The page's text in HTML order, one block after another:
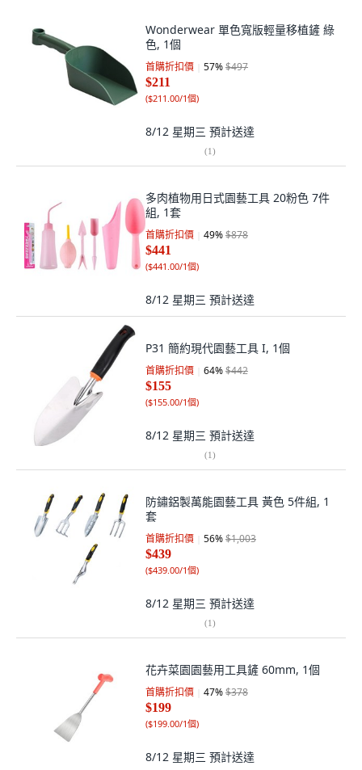
Wonderwear 單色寬版輕量移植鏟 綠
色, 1個
首購折扣價 57%$497
$211
($211.00/1個)
8/12 星期三 預計送達
(1)
多肉植物用日式園藝工具 20粉色 7件
組, 1套
首購折扣價 49%$878
$441
($441.00/1個)
8/12 星期三 預計送達
P31 簡約現代園藝工具 I, 1個
首購折扣價 64%$442
$155
($155.00/1個)
8/12 星期三 預計送達
(1)
防鏽鋁製萬能園藝工具 黃色 5件組, 1
套
首購折扣價 56%$1,003
$439
($439.00/1個)
8/12 星期三 預計送達
(1)
花卉菜園園藝用工具鏟 60mm, 1個
首購折扣價 47%$378
$199
($199.00/1個)
8/12 星期三 預計送達